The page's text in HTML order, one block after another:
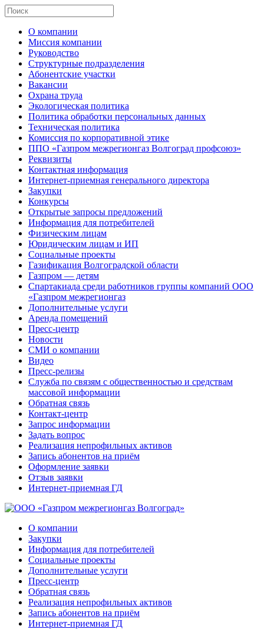
О компании
Миссия компании
Руководство
Структурные подразделения
Абонентские участки
Вакансии
Охрана труда
Экологическая политика
Политика обработки персональных данных
Техническая политика
Комиссия по корпоративной этике
ППО «Газпром межрегионгаз Волгоград профсоюз»
Реквизиты
Контактная информация
Интернет-приемная генерального директора
Закупки
Конкурсы
Открытые запросы предложений
Информация для потребителей
Физическим лицам
Юридическим лицам и ИП
Социальные проекты
Газификация Волгоградской области
Газпром — детям
Спартакиада среди работников группы компаний ООО
«Газпром межрегионгаз
Дополнительные услуги
Аренда помещений
Пресс-центр
Новости
СМИ о компании
Видео
Пресс-релизы
Служба по связям с общественностью и средствам
массовой информации
Обратная связь
Контакт-центр
Запрос информации
Задать вопрос
Реализация непрофильных активов
Запись абонентов на приём
Оформление заявки
Отзыв заявки
Интернет-приемная ГД
О компании
Закупки
Информация для потребителей
Социальные проекты
Дополнительные услуги
Пресс-центр
Обратная связь
Реализация непрофильных активов
Запись абонентов на приём
Интернет-приемная ГД